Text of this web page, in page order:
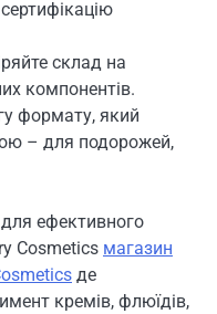
склад на
компонентів.
формату, який
– для подорожей,
для ефективного
Cosmetics магазин
де
кремів, флюїдів,